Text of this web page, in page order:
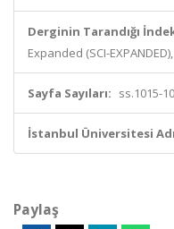
Derginin Tarandığı
Expanded (SCI-
Sayfa Sayıları: ss.1015-
İstanbul Üniversitesi
Paylaş